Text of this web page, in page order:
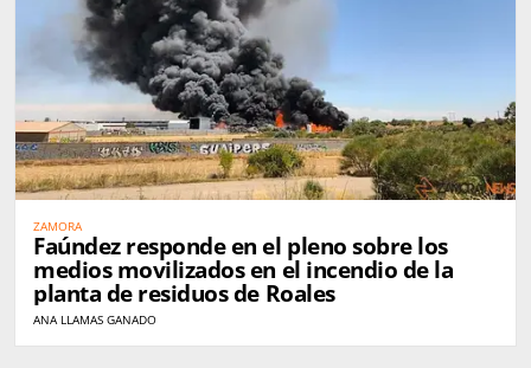
ZAMORA
Faúndez responde en el pleno sobre los
medios movilizados en el incendio de la
planta de residuos de Roales
ANA LLAMAS GANADO